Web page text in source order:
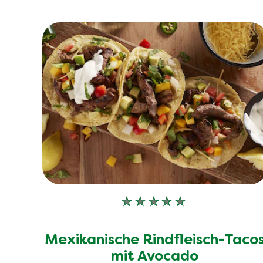
Keine
für
dieses
Mexikanische Rindfleisch-
mit Avocado